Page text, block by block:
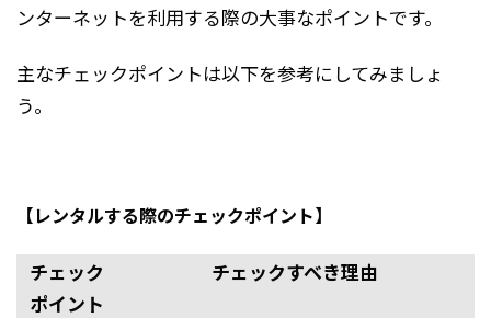
ンターネットを利用する際の大事なポイントです。
主なチェックポイントは以下を参考にしてみましょ
う。
【レンタルする際のチェックポイント】
チェック
ポイント
チェックすべき理由